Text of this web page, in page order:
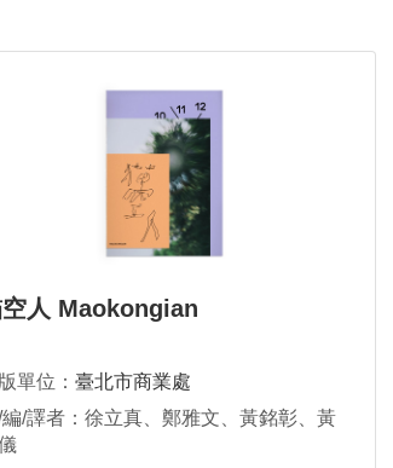
人 Maokongian
單位： 臺北市商業處
/譯者：徐立真、鄭雅文、黃銘彰、黃